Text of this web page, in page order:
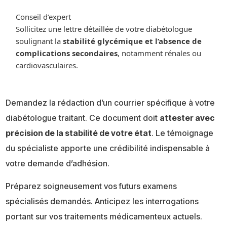
Conseil d’expert
Sollicitez une lettre détaillée de votre diabétologue
soulignant lastabilité glycémique et l’absence de
complications secondaires, notamment rénales ou
cardiovasculaires.
Demandez la rédaction d’un courrier spécifique à votre
diabétologue traitant. Ce document doit attester avec
précision de la stabilité de votre état. Le témoignage
du spécialiste apporte une crédibilité indispensable à
votre demande d’adhésion.
Préparez soigneusement vos futurs examens
spécialisés demandés. Anticipez les interrogations
portant sur vos traitements médicamenteux actuels.